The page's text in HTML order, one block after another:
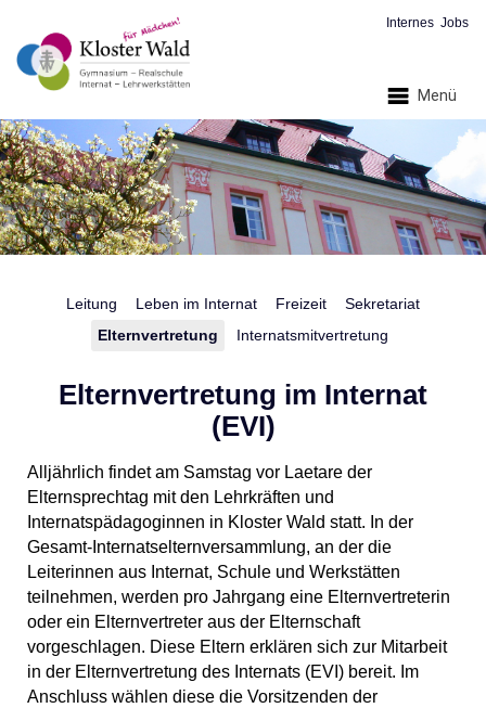
Internes Jobs
Menü
Leitung Leben im Internat Freizeit
Sekretariat
Elternvertretung
Internatsmitvertretung
Elternvertretung im Internat
(EVI)
Alljährlich findet am Samstag vor Laetare der
Elternsprechtag mit den Lehrkräften und
Internatspädagoginnen in Kloster Wald statt. In der
Gesamt-Internatselternversammlung, an der die
Leiterinnen aus Internat, Schule und Werkstätten
teilnehmen, werden pro Jahrgang eine Elternvertreterin
oder ein Elternvertreter aus der Elternschaft
vorgeschlagen. Diese Eltern erklären sich zur Mitarbeit
in der Elternvertretung des Internats (EVI) bereit. Im
Anschluss wählen diese die Vorsitzenden der